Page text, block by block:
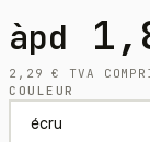
àpd
2,29€
TVA
COULEUR